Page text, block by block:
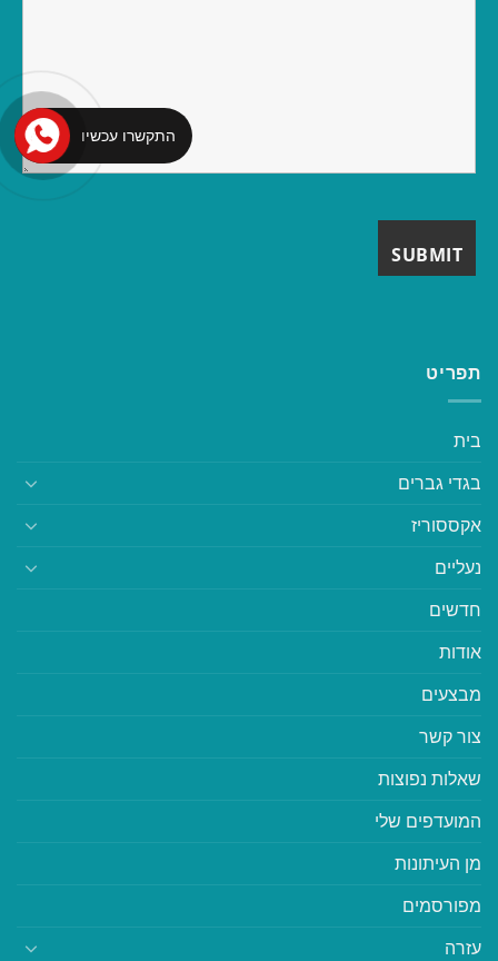
תפריט
בית
בגדי גברים
אקססוריז
נעליים
חדשים
אודות
מבצעים
צור קשר
שאלות נפוצות
המועדפים שלי
מן העיתונות
מפורסמים
עזרה
התקשרו עכשיו